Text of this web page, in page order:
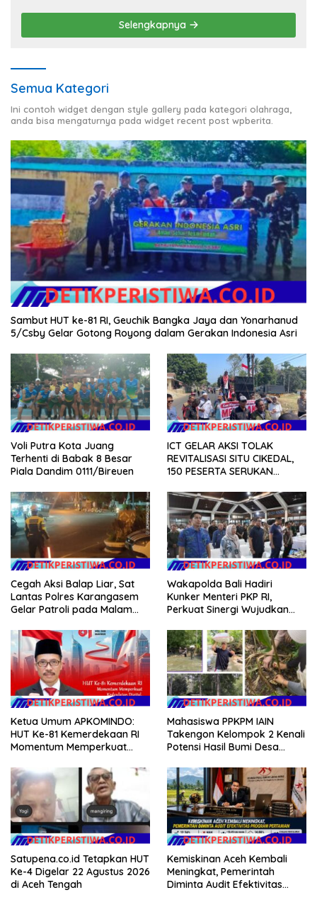
Selengkapnya
Semua Kategori
Ini contoh widget dengan style gallery pada kategori olahraga,
anda bisa mengaturnya pada widget recent post wpberita.
Sambut HUT ke-81 RI, Geuchik Bangka Jaya dan Yonarhanud
5/Csby Gelar Gotong Royong dalam Gerakan Indonesia Asri
Voli Putra Kota Juang
Terhenti di Babak 8 Besar
Piala Dandim 0111/Bireuen
ICT GELAR AKSI TOLAK
REVITALISASI SITU CIKEDAL,
150 PESERTA SERUKAN
Cegah Aksi Balap Liar, Sat
Lantas Polres Karangasem
Gelar Patroli pada Malam
Wakapolda Bali Hadiri
Kunker Menteri PKP RI,
Perkuat Sinergi Wujudkan
Masyarakat
Ketua Umum APKOMINDO:
HUT Ke-81 Kemerdekaan RI
Momentum Memperkuat
Teknologi, dan Kepastian
Hukum Menuju Indonesia
Emas 2045
Mahasiswa PPKPM IAIN
Takengon Kelompok 2 Kenali
Potensi Hasil Bumi Desa
Satupena.co.id Tetapkan HUT
Ke-4 Digelar 22 Agustus 2026
di Aceh Tengah
Kemiskinan Aceh Kembali
Meningkat, Pemerintah
Diminta Audit Efektivitas